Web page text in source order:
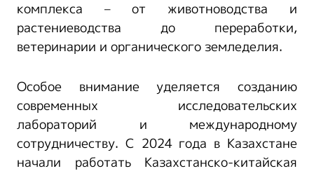
комплекса – от животноводства и
растениеводства до переработки,
ветеринарии и органического земледелия.
Особое внимание уделяется созданию
современных исследовательских
лабораторий и международному
сотрудничеству. С 2024 года в Казахстане
начали работать Казахстанско-китайская